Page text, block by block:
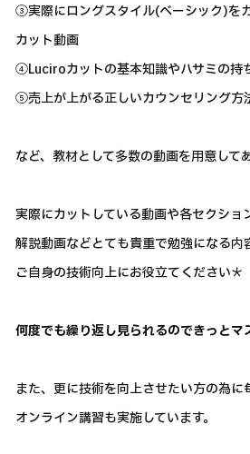
③実際にロングスタイル(ベーシック)を
カット動画
④Luciroカットの基本知識やハサミの持
⑤売上が上がる正しいカウンセリング方
など、教材として多数の動画を用意して
実際にカットしている動画や各セクショ
解説動画などとても貴重で勉強になる内
ご自身の技術向上にお役立てください＊
何度でも繰り返し見られるのできっとマ
また、更に技術を向上させたい方の為
オンライン講習も実施しています。